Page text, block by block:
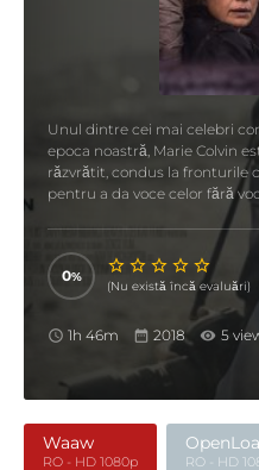
Unul dintre cei mai celebri
epoca noastră, Marie Colvin
răzvrătit, condus la fronturile
pentru a da voce celor fără
0
(Nu există încă evaluări)
1h 46m 2018 5
Waaw
RO - HD 1080p RO - HD